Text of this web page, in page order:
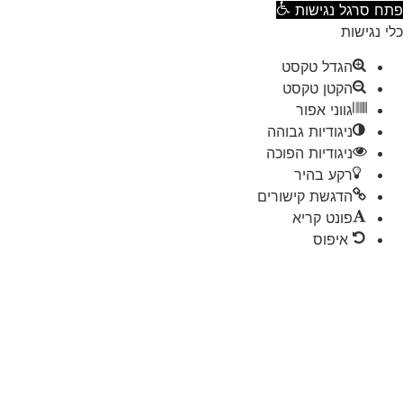
סרגל נגישות
נגישות
הגדל טקסט
הקטן טקסט
גווני אפור
ניגודיות גבוהה
ניגודיות הפוכה
רקע בהיר
הדגשת קישורים
פונט קריא
איפוס